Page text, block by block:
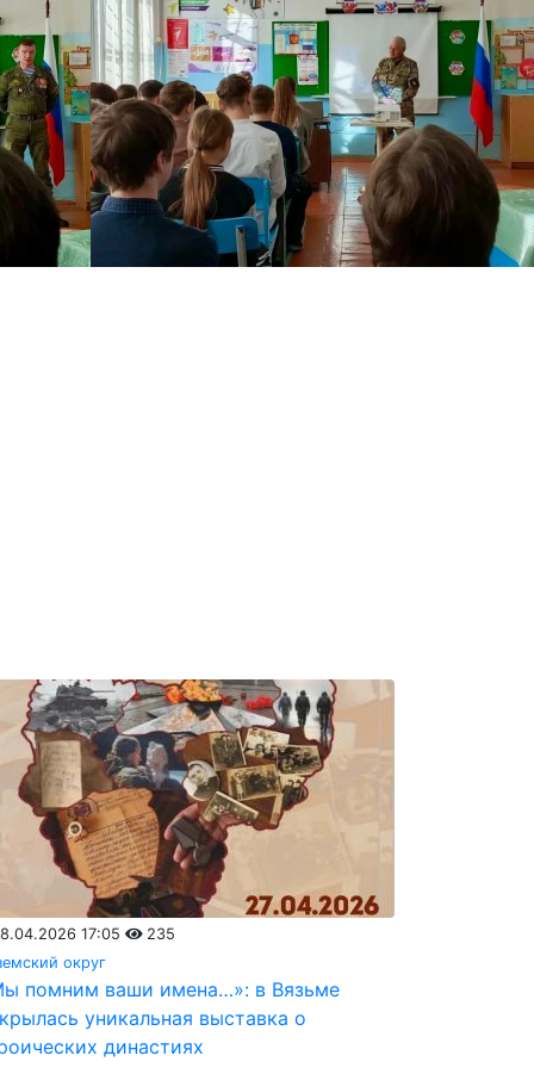
17:05
235
округ
помним ваши имена…»: в Вязьме
уникальная выставка о
династиях